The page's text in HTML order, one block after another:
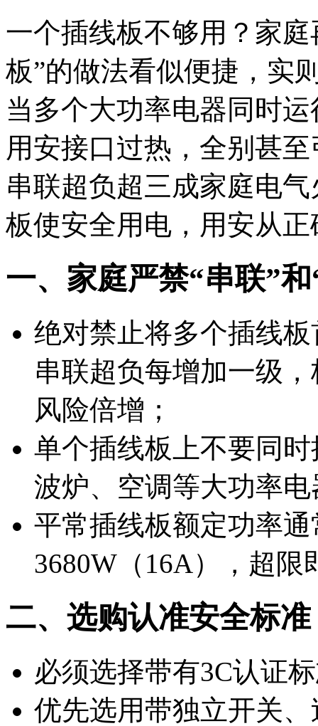
一个插线板不够用？家
板”的做法看似便捷，实
当多个大功率电器同时
用安接口过热，全别甚
串联超负超三成家庭电
板使安全用电，用安从
一、家庭严禁“串联”
绝对禁止将多个插线
串联超负每增加一级
风险倍增；
单个插线板上不要同
波炉、空调等大功率电
平常插线板额定功率
3680W（16A），超限
二、选购认准安全标准
必须选择带有3C认证
优先选用带独立开关